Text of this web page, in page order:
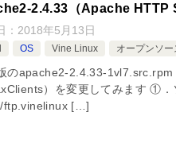
2.4.33（Apache HTTP
： 2018年5月13日
OS Vine Linux オープンソー
のapache2-2.4.33-1vl7.src.rpm
）を変更してみます ①
ftp.vinelinux […]